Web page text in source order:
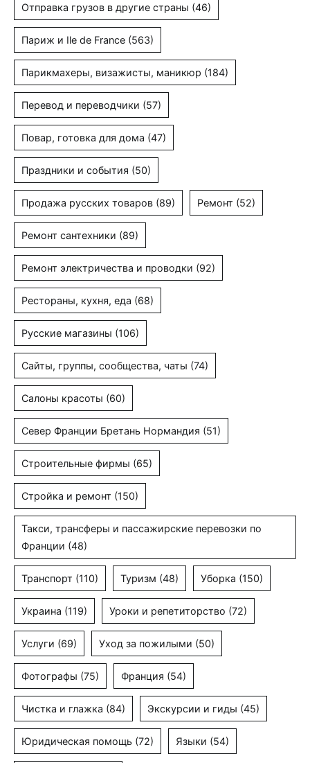
Отправка грузов в другие страны (46)
Париж и Ile de France (563)
Парикмахеры, визажисты, маникюр (184)
Перевод и переводчики (57)
Повар, готовка для дома (47)
Праздники и события (50)
Продажа русских товаров (89) Ремонт (52)
Ремонт сантехники (89)
Ремонт электричества и проводки (92)
Рестораны, кухня, еда (68)
Русские магазины (106)
Сайты, группы, сообщества, чаты (74)
Салоны красоты (60)
Север Франции Бретань Нормандия (51)
Строительные фирмы (65)
Стройка и ремонт (150)
Такси, трансферы и пассажирские перевозки по
Франции (48)
Транспорт (110) Туризм (48) Уборка (150)
Украина (119) Уроки и репетиторство (72)
Услуги (69) Уход за пожилыми (50)
Фотографы (75) Франция (54)
Чистка и глажка (84) Экскурсии и гиды (45)
Юридическая помощь (72) Языки (54)